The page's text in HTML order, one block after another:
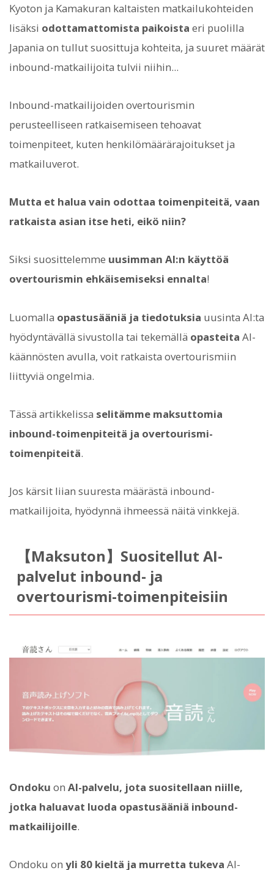
Kyoton ja Kamakuran kaltaisten matkailukohteiden
lisäksi odottamattomista paikoista eri puolilla
Japania on tullut suosittuja kohteita, ja suuret määrät
inbound-matkailijoita tulvii niihin...
Inbound-matkailijoiden overtourismin
perusteelliseen ratkaisemiseen tehoavat
toimenpiteet, kuten henkilömäärärajoitukset ja
matkailuverot.
Mutta et halua vain odottaa toimenpiteitä, vaan
ratkaista asian itse heti, eikö niin?
Siksi suosittelemme uusimman AI:n käyttöä
overtourismin ehkäisemiseksi ennalta!
Luomalla opastusääniä ja tiedotuksia uusinta AI:ta
hyödyntävällä sivustolla tai tekemällä opasteita AI-
käännösten avulla, voit ratkaista overtourismiin
liittyviä ongelmia.
Tässä artikkelissa selitämme maksuttomia
inbound-toimenpiteitä ja overtourismi-
toimenpiteitä.
Jos kärsit liian suuresta määrästä inbound-
matkailijoita, hyödynnä ihmeessä näitä vinkkejä.
【Maksuton】Suositellut AI-
palvelut inbound- ja
overtourismi-toimenpiteisiin
Ondoku on AI-palvelu, jota suositellaan niille,
jotka haluavat luoda opastusääniä inbound-
matkailijoille.
Ondoku on yli 80 kieltä ja murretta tukeva AI-